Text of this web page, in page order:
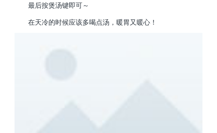
最后按煲汤键即可～
在天冷的时候应该多喝点汤，暖胃又暖心！